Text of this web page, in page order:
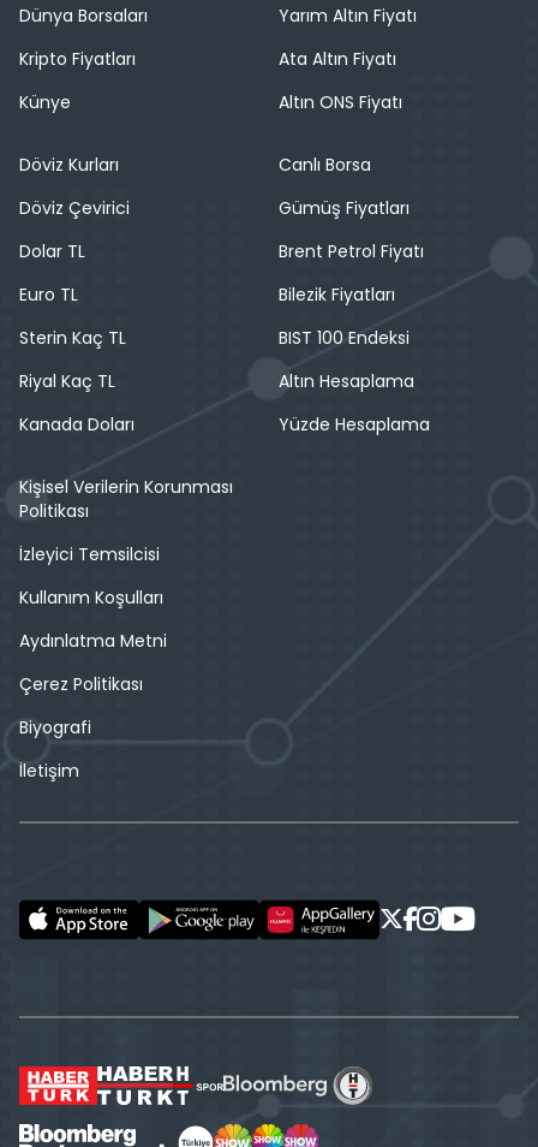
Dünya Borsaları
Kripto Fiyatları
Künye
Yarım Altın Fiyatı
Ata Altın Fiyatı
Altın ONS Fiyatı
Döviz Kurları
Döviz Çevirici
Dolar TL
Euro TL
Sterin Kaç TL
Riyal Kaç TL
Kanada Doları
Canlı Borsa
Gümüş Fiyatları
Brent Petrol Fiyatı
Bilezik Fiyatları
BIST 100 Endeksi
Altın Hesaplama
Yüzde Hesaplama
Kişisel Verilerin Korunması
Politikası
İzleyici Temsilcisi
Kullanım Koşulları
Aydınlatma Metni
Çerez Politikası
Biyografi
İletişim